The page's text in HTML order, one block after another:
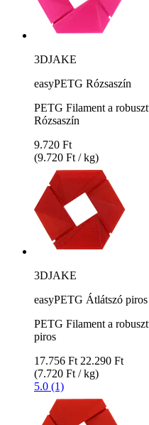
3DJAKE
easyPETG Rózsaszín
PETG Filament a
Rózsaszín
9.720 Ft
(9.720 Ft / kg)
3DJAKE
easyPETG Átlátszó piros
PETG Filament a
piros
17.756 Ft 22.290 Ft
(7.720 Ft / kg)
5.0 (1)